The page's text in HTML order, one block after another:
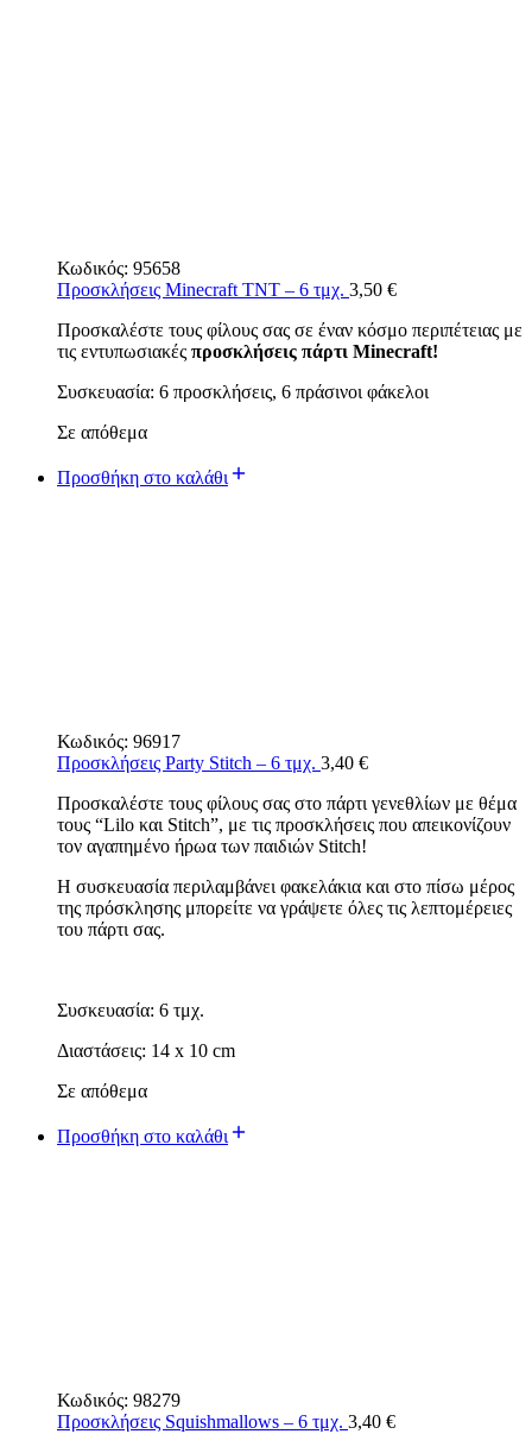
Κωδικός: 95658
Προσκλήσεις Minecraft TNT – 6 τμχ. 3,50 €
Προσκαλέστε τους φίλους σας σε έναν κόσμο περιπέτειας με
τις εντυπωσιακές προσκλήσεις πάρτι Minecraft!
Συσκευασία: 6 προσκλήσεις, 6 πράσινοι φάκελοι
Σε απόθεμα
Προσθήκη στο καλάθι
Κωδικός: 96917
Προσκλήσεις Party Stitch – 6 τμχ. 3,40 €
Προσκαλέστε τους φίλους σας στο πάρτι γενεθλίων με θέμα
τους “Lilo και Stitch”, με τις προσκλήσεις που απεικονίζουν
τον αγαπημένο ήρωα των παιδιών Stitch!
Η συσκευασία περιλαμβάνει φακελάκια και στο πίσω μέρος
της πρόσκλησης μπορείτε να γράψετε όλες τις λεπτομέρειες
του πάρτι σας.
Συσκευασία: 6 τμχ.
Διαστάσεις: 14 x 10 cm
Σε απόθεμα
Προσθήκη στο καλάθι
Κωδικός: 98279
Προσκλήσεις Squishmallows – 6 τμχ. 3,40 €